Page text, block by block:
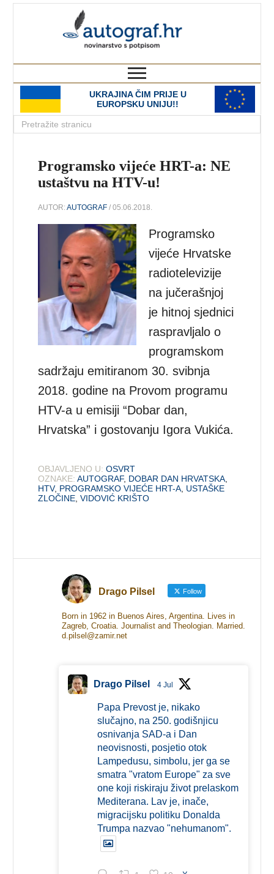
UKRAJINA ČIM PRIJE U
EUROPSKU UNIJU!!
Programsko vijeće HRT-a: NE
ustaštvu na HTV-u!
AUTOR:AUTOGRAF / 05.06.2018.
Programsko
vijeće Hrvatske
radiotelevizije
na jučerašnjoj
je hitnoj sjednici
raspravljalo o
programskom
sadržaju emitiranom 30. svibnja
2018. godine na Provom programu
HTV-a u emisiji “Dobar dan,
Hrvatska” i gostovanju Igora Vukića.
OBJAVLJENO U: OSVRT
OZNAKE: AUTOGRAF, DOBAR DAN HRVATSKA
HTV, PROGRAMSKO VIJEĆE HRT-A USTAŠKE
ZLOČINE ,VIDOVIĆ KRIŠTO
Drago Pilsel Follow
Born in 1962 in Buenos Aires, Argentina. Lives in
Zagreb, Croatia. Journalist and Theologian. Married.
d.pilsel@zamir.net
Drago Pilsel 4 Jul
Papa Prevost je, nikako
slučajno, na 250. godišnjicu
osnivanja SAD-a i Dan
neovisnosti, posjetio otok
Lampedusu, simbolu, jer ga se
smatra "vratom Europe" za sve
one koji riskiraju život prelaskom
Mediterana. Lav je, inače,
migracijsku politiku Donalda
Trumpa nazvao "nehumanom".